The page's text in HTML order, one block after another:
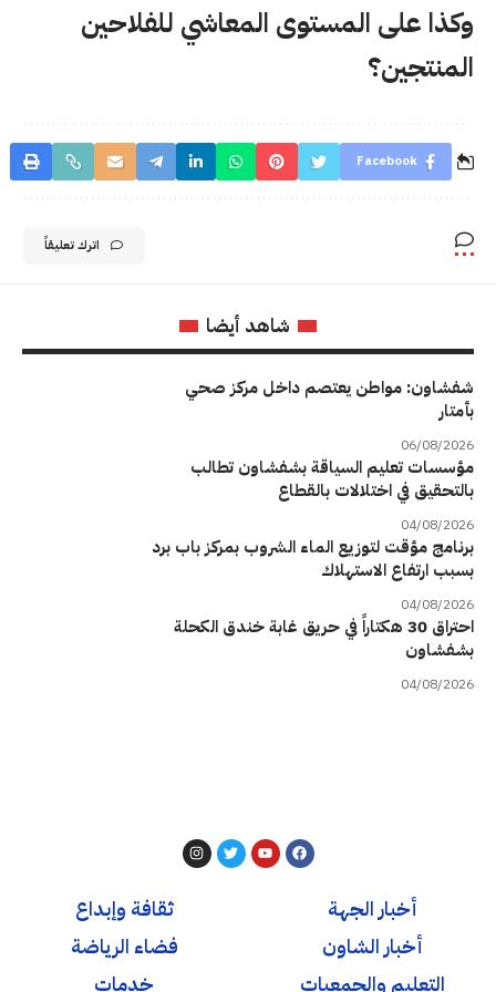
وكذا على المستوى المعاشي للفلاحين
المنتجين؟
Facebook
اترك تعليقاً
شاهد أيضا
شفشاون: مواطن يعتصم داخل مركز صحي
بأمتار
06/08/2026
مؤسسات تعليم السياقة بشفشاون تطالب
بالتحقيق في اختلالات بالقطاع
04/08/2026
برنامج مؤقت لتوزيع الماء الشروب بمركز باب برد
بسبب ارتفاع الاستهلاك
04/08/2026
احتراق 30 هكتاراً في حريق غابة خندق الكحلة
بشفشاون
04/08/2026
أخبار الجهة
أخبار الشاون
التعليم والجمعيات
ثقافة وإبداع
فضاء الرياضة
خدمات